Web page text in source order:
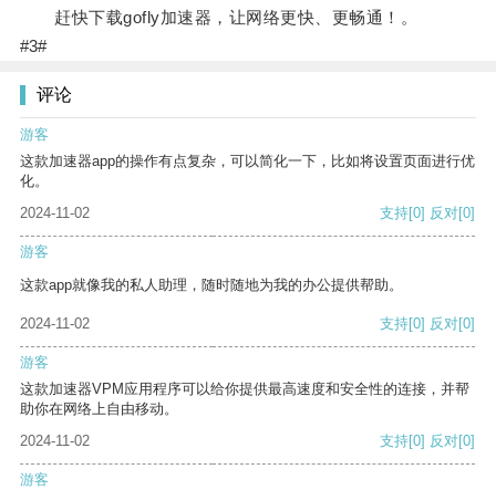
赶快下载gofly加速器，让网络更快、更畅通！。
#3#
评论
游客
这款加速器app的操作有点复杂，可以简化一下，比如将设置页面进行优
化。
2024-11-02
支持[0] 反对[0]
游客
这款app就像我的私人助理，随时随地为我的办公提供帮助。
2024-11-02 支持[0] 反对[0]
游客
这款加速器VPM应用程序可以给你提供最高速度和安全性的连接，并帮
助你在网络上自由移动。
2024-11-02
支持[0] 反对[0]
游客